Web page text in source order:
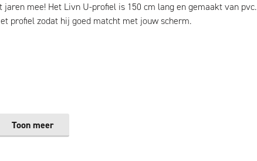
mee! Het Livn U-profiel is 150 cm lang en gemaakt van pvc.
profiel zodat hij goed matcht met jouw scherm.
Toon meer